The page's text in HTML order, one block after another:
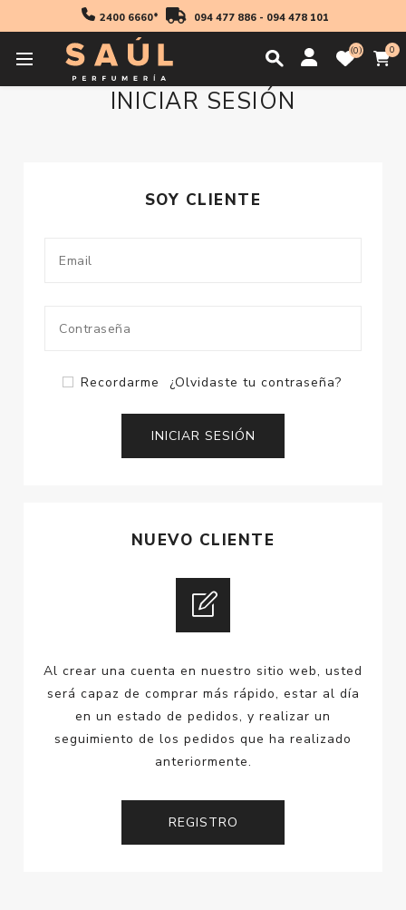
2400 6660* 094 477 886- 094 478 101
0 0
INICIAR SESIÓN
SOY CLIENTE
Recordarme ¿Olvidaste tu contraseña?
NUEVO CLIENTE
Al crear una cuenta en nuestro sitio web, usted
será capaz de comprar más rápido, estar al día
en un estado de pedidos, y realizar un
seguimiento de los pedidos que ha realizado
anteriormente.